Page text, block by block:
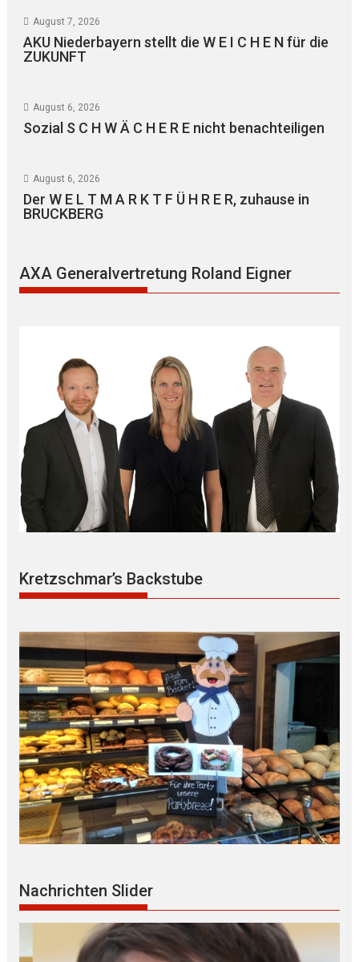
August 7, 2026
AKU Niederbayern stellt die W E I C H E N für die
ZUKUNFT
August 6, 2026
Sozial S C H W Ä C H E R E nicht benachteiligen
August 6, 2026
Der W E L T M A R K T F Ü H R E R, zuhause in
BRUCKBERG
AXA Generalvertretung Roland Eigner
Kretzschmar’s Backstube
Nachrichten Slider